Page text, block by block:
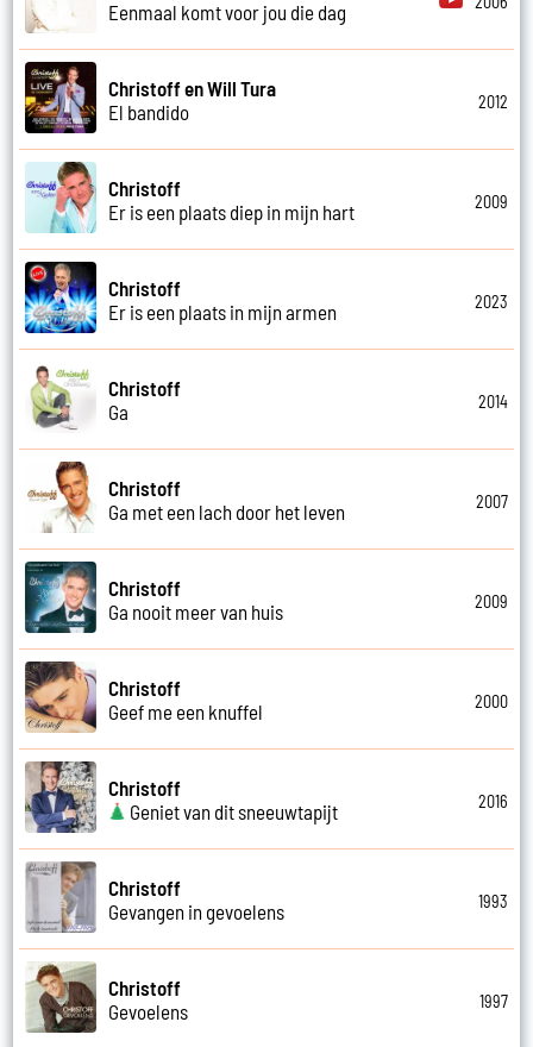
Eenmaal komt voor jou die dag
Christoff en Will Tura
El bandido
2012
Christoff
Er is een plaats diep in mijn hart
2009
Christoff
Er is een plaats in mijn armen
2023
Christoff
Ga
2014
Christoff
Ga met een lach door het leven
2007
Christoff
Ga nooit meer van huis
2009
Christoff
Geef me een knuffel
2000
Christoff
Geniet van dit sneeuwtapijt
2016
Christoff
Gevangen in gevoelens
1993
Christoff
Gevoelens
1997